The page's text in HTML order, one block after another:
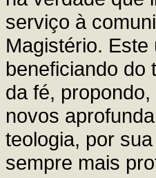
serviço à
Magistério.
beneficiando do
da fé,
novos
teologia, por
sempre mais